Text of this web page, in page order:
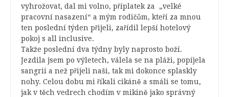
vyhrožovat, dal mi volno, příplatek za „velké
pracovní nasazení“ a mým rodičům, kteří za mnou
ten poslední týden přijeli, zařídil lepší hotelový
pokoj s all inclusive.
Takže poslední dva týdny byly naprosto boží.
Jezdila jsem po výletech, válela se na pláži, popíjela
sangrii a než přijeli naši, tak mi dokonce splaskly
nohy. Celou dobu mi říkali cikáně a smáli se tomu,
jak v těch vedrech chodím v mikině jako správný